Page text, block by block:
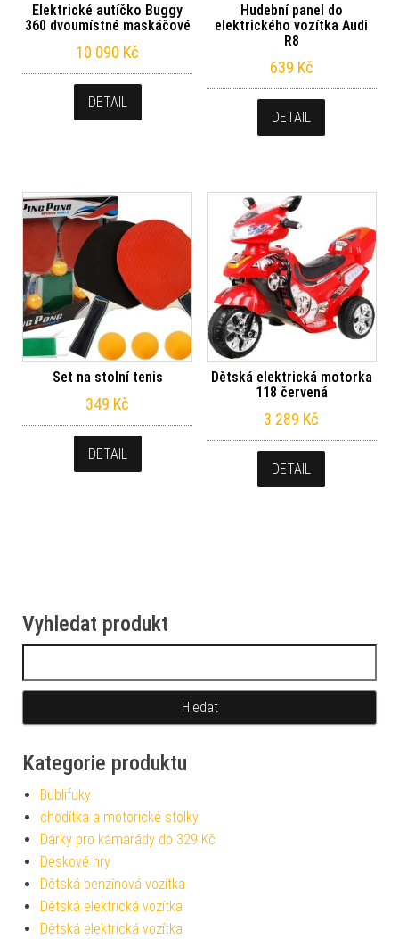
Elektrické autíčko Buggy
360 dvoumístné maskáčové
10 090 Kč
DETAIL
Hudební panel do
elektrického vozítka Audi
R8
639 Kč
DETAIL
Set na stolní tenis
349 Kč
DETAIL
Dětská elektrická motorka
118 červená
3 289 Kč
DETAIL
Vyhledat produkt
Kategorie produktu
Bublifuky
chodítka a motorické stolky
Dárky pro kamarády do 329 Kč
Deskové hry
Dětská benzínová vozítka
Dětská elektrická vozítka
Dětská elektrická vozítka